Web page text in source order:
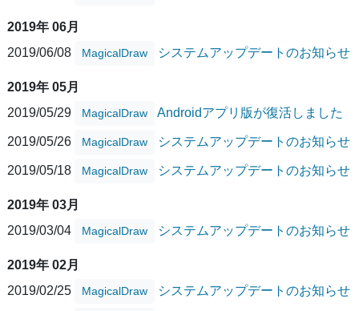
2019年 06月
2019/06/08
MagicalDraw システムアップデートのお知らせ
2019年 05月
2019/05/29
MagicalDraw Androidアプリ版が復活しました
2019/05/26 MagicalDraw システムアップデートのお知らせ
2019/05/18 MagicalDraw システムアップデートのお知らせ
2019年 03月
2019/03/04
MagicalDraw システムアップデートのお知らせ
2019年 02月
2019/02/25
MagicalDraw システムアップデートのお知らせ